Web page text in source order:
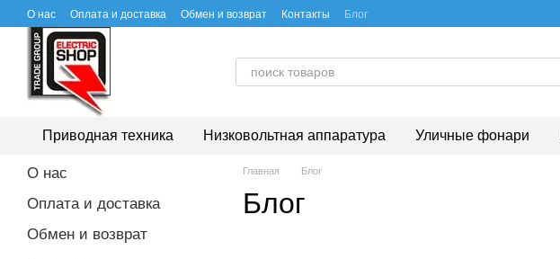
Перейти к основному контенту
О нас Оплата и доставка Обмен и возврат Контакты Блог
Приводная техника Низковольтная аппаратура Уличные фонари
Главная Блог
Блог
О нас
Оплата и доставка
Обмен и возврат